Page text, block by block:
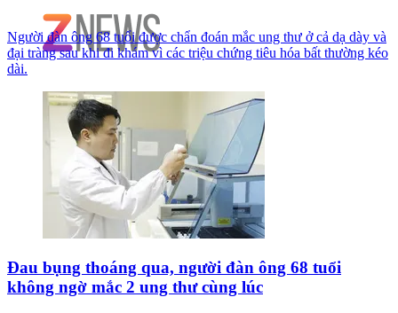
Người đàn ông 68 tuổi được chẩn đoán mắc ung thư ở cả dạ dày và
đại tràng sau khi đi khám vì các triệu chứng tiêu hóa bất thường kéo
dài.
Đau bụng thoáng qua, người đàn ông 68 tuổi
không ngờ mắc 2 ung thư cùng lúc